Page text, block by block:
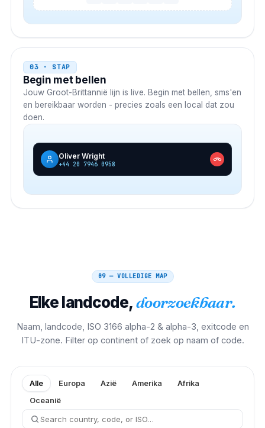
03 · STAP
Begin met bellen
Jouw Groot-Brittannië lijn is live. Begin met bellen, sms'en
en bereikbaar worden - precies zoals een local dat zou
doen.
Oliver Wright
+44 20 7946 0958
09 — VOLLEDIGE MAP
Elke landcode,doorzoekbaar.
Naam, landcode, ISO 3166 alpha-2 & alpha-3, exitcode en
ITU-zone. Filter op continent of zoek op naam of code.
Alle Europa Azië Amerika
Afrika
Oceanië